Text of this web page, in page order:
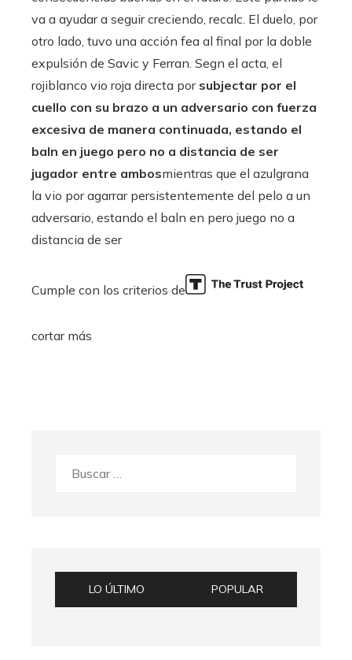
va a ayudar a seguir creciendo, recalc. El duelo, por
otro lado, tuvo una acción fea al final por la doble
expulsión de Savic y Ferran. Segn el acta, el
rojiblanco vio roja directa por subjectar por el
cuello con su brazo a un adversario con fuerza
excesiva de manera continuada, estando el
baln en juego pero no a distancia de ser
jugador entre ambosmientras que el azulgrana
la vio por agarrar persistentemente del pelo a un
adversario, estando el baln en pero juego no a
distancia de ser
Cumple con los criterios de
cortar más
LO ÚLTIMO POPULAR